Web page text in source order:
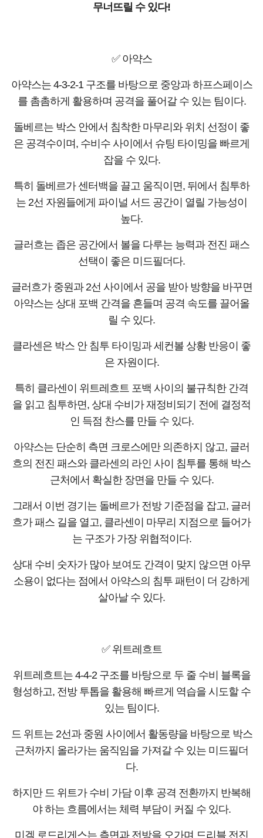
무너뜨릴 수 있다!
✅ 아약스
아약스는 4-3-2-1 구조를 바탕으로 중앙과 하프스페이스
를 촘촘하게 활용하며 공격을 풀어갈 수 있는 팀이다.
돌베르는 박스 안에서 침착한 마무리와 위치 선정이 좋
은 공격수이며, 수비수 사이에서 슈팅 타이밍을 빠르게
잡을 수 있다.
특히 돌베르가 센터백을 끌고 움직이면, 뒤에서 침투하
는 2선 자원들에게 파이널 서드 공간이 열릴 가능성이
높다.
글러흐는 좁은 공간에서 볼을 다루는 능력과 전진 패스
선택이 좋은 미드필더다.
글러흐가 중원과 2선 사이에서 공을 받아 방향을 바꾸면
아약스는 상대 포백 간격을 흔들며 공격 속도를 끌어올
릴 수 있다.
클라센은 박스 안 침투 타이밍과 세컨볼 상황 반응이 좋
은 자원이다.
특히 클라센이 위트레흐트 포백 사이의 불규칙한 간격
을 읽고 침투하면, 상대 수비가 재정비되기 전에 결정적
인 득점 찬스를 만들 수 있다.
아약스는 단순히 측면 크로스에만 의존하지 않고, 글러
흐의 전진 패스와 클라센의 라인 사이 침투를 통해 박스
근처에서 확실한 장면을 만들 수 있다.
그래서 이번 경기는 돌베르가 전방 기준점을 잡고, 글러
흐가 패스 길을 열고, 클라센이 마무리 지점으로 들어가
는 구조가 가장 위협적이다.
상대 수비 숫자가 많아 보여도 간격이 맞지 않으면 아무
소용이 없다는 점에서 아약스의 침투 패턴이 더 강하게
살아날 수 있다.
✅ 위트레흐트
위트레흐트는 4-4-2 구조를 바탕으로 두 줄 수비 블록을
형성하고, 전방 투톱을 활용해 빠르게 역습을 시도할 수
있는 팀이다.
드 위트는 2선과 중원 사이에서 활동량을 바탕으로 박스
근처까지 올라가는 움직임을 가져갈 수 있는 미드필더
다.
하지만 드 위트가 수비 가담 이후 공격 전환까지 반복해
야 하는 흐름에서는 체력 부담이 커질 수 있다.
미겔 로드리게스는 측면과 전방을 오가며 드리블 전진